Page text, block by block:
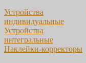
Устройства
индивидуальные
Устройства
интегральные
Наклейки-корректоры